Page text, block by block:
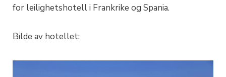
for leilighetshotell i Frankrike og Spania.
Bilde av hotellet: